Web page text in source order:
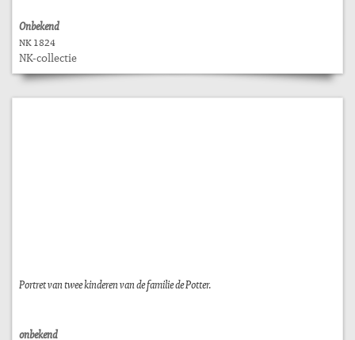
Onbekend
NK 1824
NK-collectie
Portret van twee kinderen van de familie de Potter.
onbekend